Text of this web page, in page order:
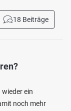
18 Beiträge
ein
noch mehr